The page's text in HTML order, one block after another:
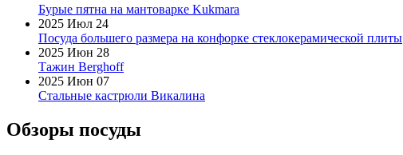
Бурые пятна на мантоварке Kukmara
2025 Июл 24
Посуда большего размера на конфорке стеклокерамической плиты
2025 Июн 28
Тажин Berghoff
2025 Июн 07
Стальные кастрюли Викалина
Обзоры посуды